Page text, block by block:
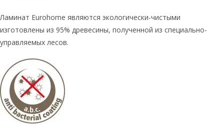
Ламинат Eurohome являются экологически-чистыми
изготовлены из 95% древесины, полученной из специально-
управляемых лесов.